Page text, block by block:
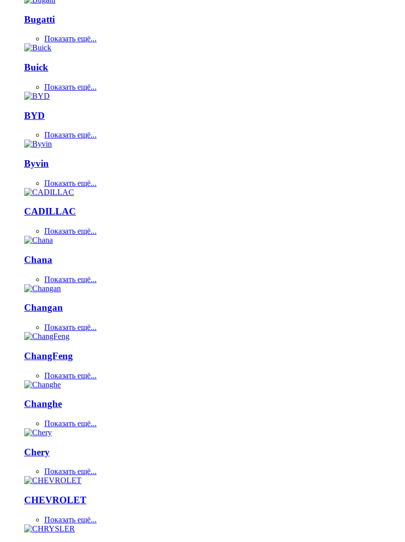
Bugatti
Показать ещё...
Buick
Показать ещё...
BYD
Показать ещё...
Byvin
Показать ещё...
CADILLAC
Показать ещё...
Chana
Показать ещё...
Changan
Показать ещё...
ChangFeng
Показать ещё...
Changhe
Показать ещё...
Chery
Показать ещё...
CHEVROLET
Показать ещё...